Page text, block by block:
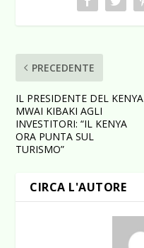
PRECEDENTE
IL PRESIDENTE DEL KENYA
MWAI KIBAKI AGLI
INVESTITORI: “IL KENYA
ORA PUNTA SUL
TURISMO”
CIRCA L'AUTORE